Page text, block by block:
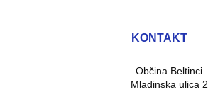
KONTAKT
Občina Beltinci
Mladinska ulica 2